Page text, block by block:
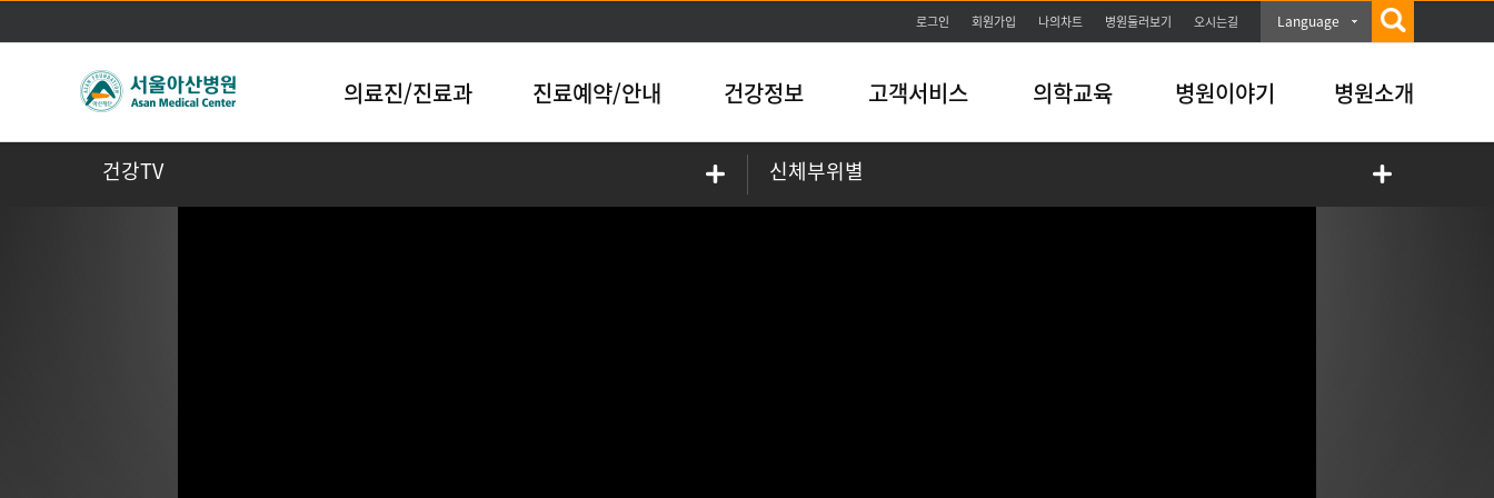
본문바로가기
로그인 회원가입 나의차트 병원둘러보기 오시는길 Language
의료진/진료과 진료예약/안내 건강정보 고객서비스 의학교육 병원이야기 병원소개
건강TV 신체부위별